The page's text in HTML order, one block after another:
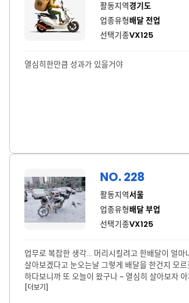
활동지역경기도
업종유형배달 전업
선택기종VX125
열심히한만큼 성과가 있을거야
NO. 228
활동지역서울
업종유형배달 부업
선택기종VX125
업무로 복잡한 생각... 머리시킬려고 한배달이 얼마
살아보겠다고 눈오는날 그렇게 배달을 한건지 모
하다보니까 또 오늘이 왔구나 ~ 열심히 살아보자
[더보기]